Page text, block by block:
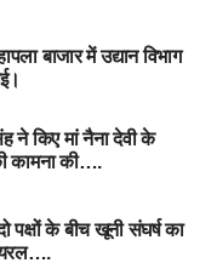
बाजार में उद्यान विभाग
ने किए मां नैना देवी के
कामना की….
के बीच खूनी संघर्ष का